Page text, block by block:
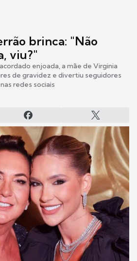
brinca: "Não
viu?"
enjoada, a mãe de Virginia
de gravidez e divertiu seguidores
redes sociais